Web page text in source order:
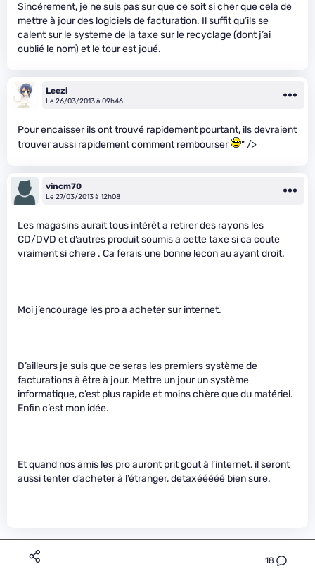
18
Sincérement, je ne suis pas sur que ce soit si cher que cela de
mettre à jour des logiciels de facturation. Il suffit qu’ils se
calent sur le systeme de la taxe sur le recyclage (dont j’ai
oublié le nom) et le tour est joué.
Leezi
Le 26/03/2013 à 09h46
Pour encaisser ils ont trouvé rapidement pourtant, ils devraient
trouver aussi rapidement comment rembourser
" />
vincm70
Le 27/03/2013 à 12h08
Les magasins aurait tous intérêt a retirer des rayons les
CD/DVD et d’autres produit soumis a cette taxe si ca coute
vraiment si chere . Ca ferais une bonne lecon au ayant droit.
Moi j’encourage les pro a acheter sur internet.
D’ailleurs je suis que ce seras les premiers système de
facturations à être à jour. Mettre un jour un système
informatique, c’est plus rapide et moins chère que du matériel.
Enfin c’est mon idée.
Et quand nos amis les pro auront prit gout à l’internet, il seront
aussi tenter d’acheter à l’étranger, detaxééééé bien sure.